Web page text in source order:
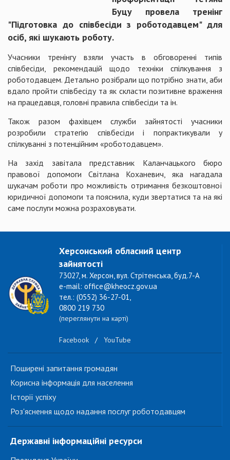
Буцу провела тренінг
"Підготовка до співбесіди з роботодавцем" для
осіб, які шукають роботу.
Учасники тренінгу взяли участь в обговоренні типів
співбесіди, рекомендацій щодо техніки спілкування з
роботодавцем. Детально розібрали що потрібно знати, аби
вдало пройти співбесіду та як скласти позитивне враження
на працедавця, головні правила співбесіди та ін.
Також разом фахівцем служби зайнятості учасники
розробили стратегію співбесіди і попрактикували у
спілкуванні з потенційним «роботодавцем».
На захід завітала представник Каланчацького бюро
правової допомоги Світлана Коханевич, яка нагадала
шукачам роботи про можливість отримання безкоштовної
юридичної допомоги та пояснила, куди звертатися та на які
саме послуги можна розраховувати.
Херсонський обласний центр
зайнятості
73027, м. Херсон, вул. Стрітенська, буд.7-А
e-mail: office@kheocz.gov.ua
тел.: (0552) 36-27-01,
0800 219 730
(переглянути на карті)
Facebook / YouTube
Поширені запитання громадян
Корисна інформація для населення
Історії успіху
Роз'яснення щодо надання послуг роботодавцям
Державні інформаційні ресурси